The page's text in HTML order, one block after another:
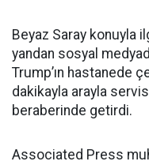
Beyaz Saray konuyla
yandan sosyal
Trump’ın hastanede
dakikayla arayla
beraberinde getirdi.
Associated Press